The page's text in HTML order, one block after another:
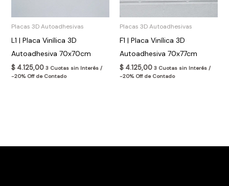
Placas 3D Autoadhesivas
L1 | Placa Vinílica 3D
Autoadhesiva 70x70cm
$4.125,00 3 Cuotas sin Interés /
-20% Off de Contado
Placas 3D Autoadhesivas
F1 | Placa Vinílica 3D
Autoadhesiva 70x77cm
$ 4.125,00 3 Cuotas sin Interés /
-20% Off de Contado